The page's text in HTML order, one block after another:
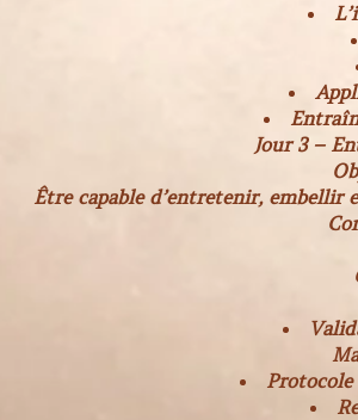
Jour 3 –
Être capable d’entretenir,
Protocole